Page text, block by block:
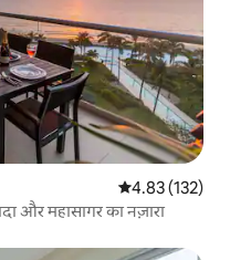
औसत रेटिंग 5 में से
4.83 (132)
और महासागर का नज़ारा